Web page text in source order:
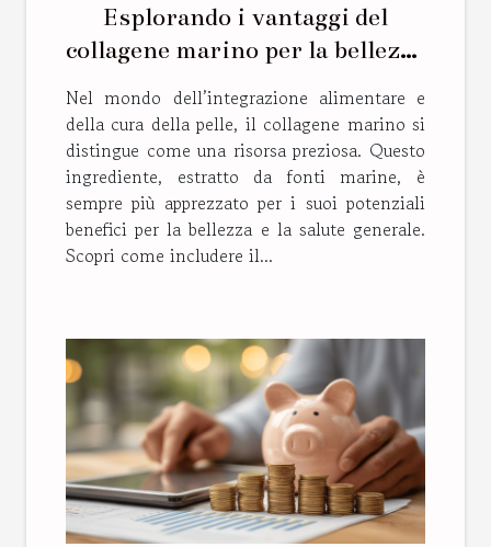
Esplorando i vantaggi del
collagene marino per la bellezza
e la salute
Nel mondo dell’integrazione alimentare e
della cura della pelle, il collagene marino si
distingue come una risorsa preziosa. Questo
ingrediente, estratto da fonti marine, è
sempre più apprezzato per i suoi potenziali
benefici per la bellezza e la salute generale.
Scopri come includere il...